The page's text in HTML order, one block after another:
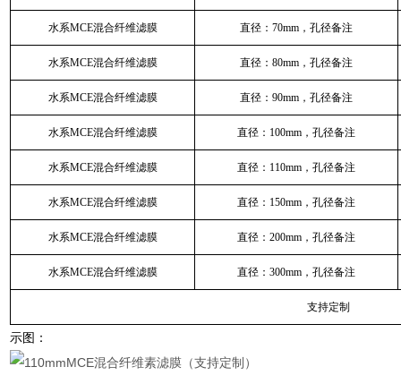
水系MCE混合纤维滤膜 直径：70mm，孔径备注
水系MCE混合纤维滤膜 直径：80mm，孔径备注
水系MCE混合纤维滤膜 直径：90mm，孔径备注
水系MCE混合纤维滤膜 直径：100mm，孔径备注
水系MCE混合纤维滤膜 直径：110mm，孔径备注
水系MCE混合纤维滤膜 直径：150mm，孔径备注
水系MCE混合纤维滤膜 直径：200mm，孔径备注
水系MCE混合纤维滤膜 直径：300mm，孔径备注
支持定制
示图：